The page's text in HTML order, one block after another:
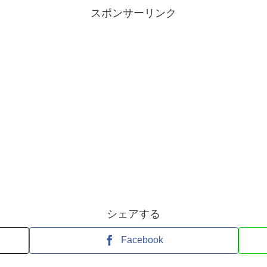
スポンサーリンク
シェアする
Facebook